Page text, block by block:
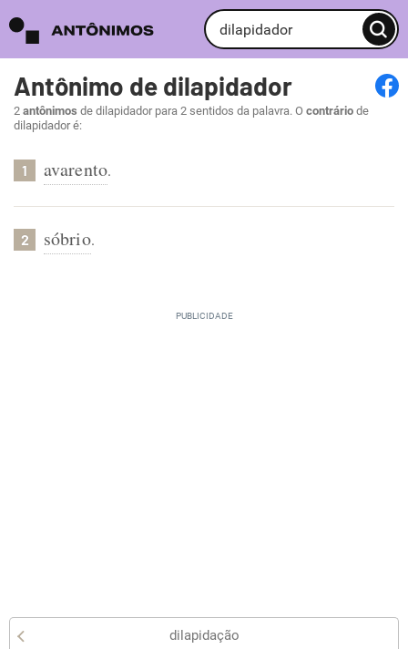
Antônimo de dilapidador
2 antônimos de dilapidador para 2 sentidos da palavra. O contrário de
dilapidador é:
1 avarento.
2 sóbrio.
dilapidação